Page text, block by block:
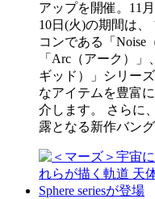
アップを開催。11
10日(火)の期間は、
コンである「Noise
「Arc（アーク）」
ギッド）」シリー
なアイテムを豊富
介します。 さらに
露となる新作バン